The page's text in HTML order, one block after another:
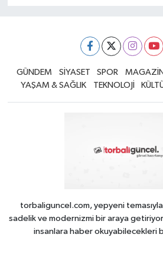
GÜNDEM SİYASET SPOR
YAŞAM & SAĞLIK
TEKNOLOJİ
torbaliguncel.com, yepyeni
sadelik ve modernizmi bir araya
insanlara haber okuyabilecekleri